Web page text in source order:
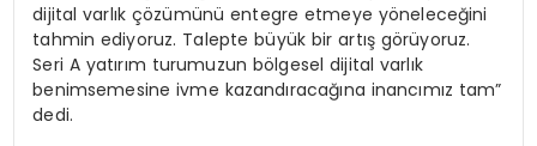
dijital varlık çözümünü entegre etmeye yöneleceğini
tahmin ediyoruz. Talepte büyük bir artış görüyoruz.
Seri A yatırım turumuzun bölgesel dijital varlık
benimsemesine ivme kazandıracağına inancımız tam”
dedi.